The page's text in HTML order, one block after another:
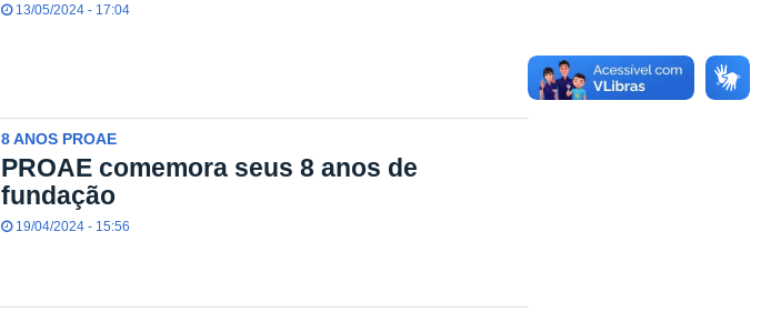
13/05/2024 - 17:04
8 ANOS PROAE
PROAE comemora seus 8 anos de
fundação
19/04/2024 - 15:56